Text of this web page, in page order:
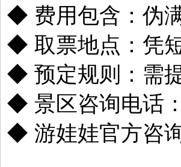
◆ 费用包含：伪
◆ 取票地点： 凭
◆ 预定规则： 需
◆ 景区咨询电话
◆ 游娃娃官方咨